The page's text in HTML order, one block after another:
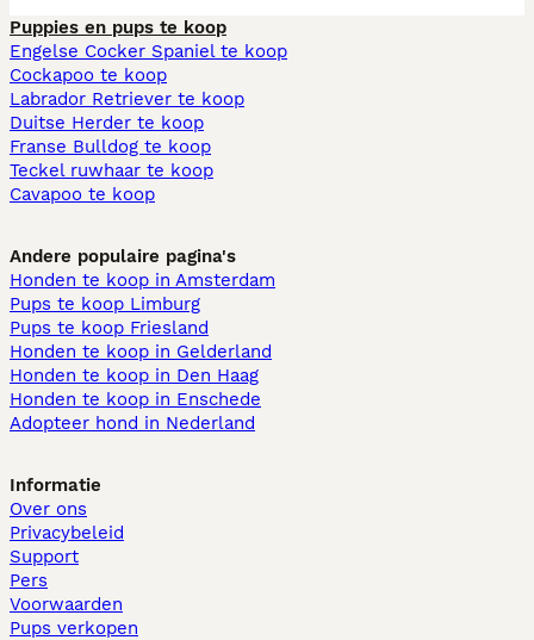
Puppies en pups te koop
Engelse Cocker Spaniel te koop
Cockapoo te koop
Labrador Retriever te koop
Duitse Herder te koop
Franse Bulldog te koop
Teckel ruwhaar te koop
Cavapoo te koop
Andere populaire pagina's
Honden te koop in Amsterdam
Pups te koop Limburg​
Pups te koop Friesland​
Honden te koop in Gelderland
Honden te koop in Den Haag
Honden te koop in Enschede
Adopteer hond in Nederland
Informatie
Over ons
Privacybeleid
Support
Pers
Voorwaarden
Pups verkopen